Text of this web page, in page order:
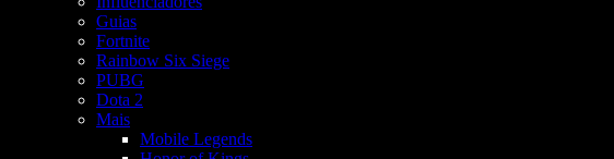
Guias
Fortnite
Rainbow Six Siege
PUBG
Dota 2
Mais
Mobile Legends